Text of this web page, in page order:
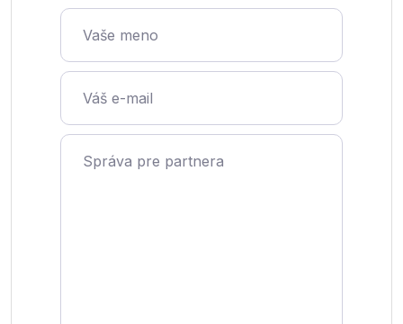
Vaše meno
Váš e-mail
Správa pre partnera